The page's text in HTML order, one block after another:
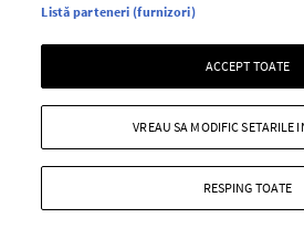
10 moduri simple prin care
Listă parteneri (furnizori)
ACCEPT TOATE
RESPING TOATE
VREAU SA MODIFIC SETARILE